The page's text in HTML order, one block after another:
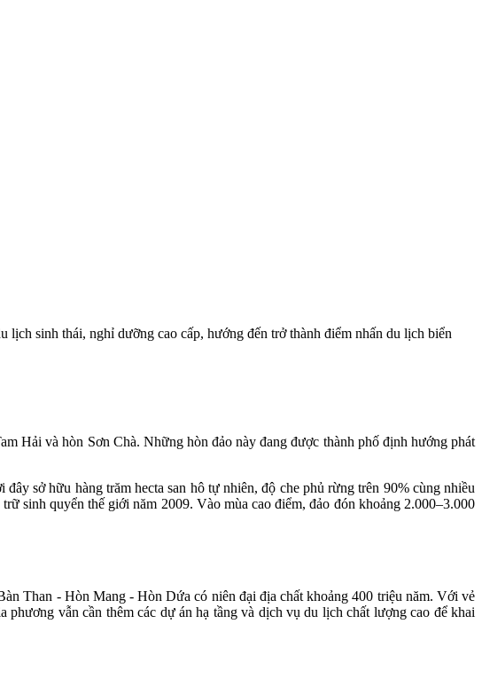
sinh thái, nghỉ dưỡng cao cấp, hướng đến trở thành điểm nhấn du lịch biển
Hải và hòn Sơn Chà. Những hòn đảo này đang được thành phố định hướng phát
sở hữu hàng trăm hecta san hô tự nhiên, độ che phủ rừng trên 90% cùng nhiều
sinh quyển thế giới năm 2009. Vào mùa cao điểm, đảo đón khoảng 2.000–3.000
Than - Hòn Mang - Hòn Dứa có niên đại địa chất khoảng 400 triệu năm. Với vẻ
vẫn cần thêm các dự án hạ tầng và dịch vụ du lịch chất lượng cao để khai